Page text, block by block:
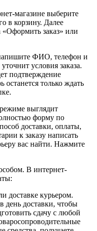
магазине выберите
в корзину. Далее
заказ» или
ФИО, телефон и
условия заказа.
подтверждение
останется только ждать
выглядит
форму по
доставки, оплаты,
к заказу написать
вас найти. Нажмите
В интернет-
доставке курьером.
день доставки, чтобы
сдачу с любой